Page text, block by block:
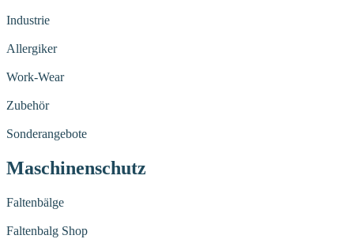
Industrie
Allergiker
Work-Wear
Zubehör
Sonderangebote
Maschinenschutz
Faltenbälge
Faltenbalg Shop